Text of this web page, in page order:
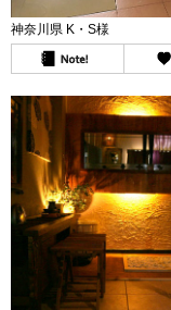
神奈川県 K・S様